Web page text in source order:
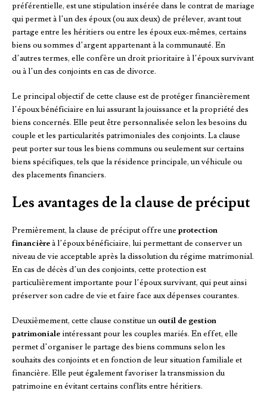
préférentielle, est une stipulation insérée dans le contrat de mariage
qui permet à l’un des époux (ou aux deux) de prélever, avant tout
partage entre les héritiers ou entre les époux eux-mêmes, certains
biens ou sommes d’argent appartenant à la communauté. En
d’autres termes, elle confère un droit prioritaire à l’époux survivant
ou à l’un des conjoints en cas de divorce.
Le principal objectif de cette clause est de protéger financièrement
l’époux bénéficiaire en lui assurant la jouissance et la propriété des
biens concernés. Elle peut être personnalisée selon les besoins du
couple et les particularités patrimoniales des conjoints. La clause
peut porter sur tous les biens communs ou seulement sur certains
biens spécifiques, tels que la résidence principale, un véhicule ou
des placements financiers.
Les avantages de la clause de préciput
Premièrement, la clause de préciput offre une protection
financièreà l’époux bénéficiaire, lui permettant de conserver un
niveau de vie acceptable après la dissolution du régime matrimonial.
En cas de décès d’un des conjoints, cette protection est
particulièrement importante pour l’époux survivant, qui peut ainsi
préserver son cadre de vie et faire face aux dépenses courantes.
Deuxièmement, cette clause constitue un outil de gestion
patrimonialeintéressant pour les couples mariés. En effet, elle
permet d’organiser le partage des biens communs selon les
souhaits des conjoints et en fonction de leur situation familiale et
financière. Elle peut également favoriser la transmission du
patrimoine en évitant certains conflits entre héritiers.